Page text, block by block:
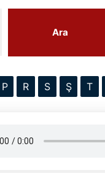
Ara
P R S Ş T